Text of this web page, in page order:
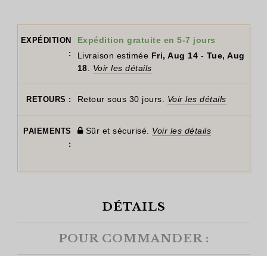
EXPÉDITION
:
Expédition gratuite en 5-7 jours
Livraison estimée Fri, Aug 14 - Tue, Aug
18
Voir les détails
RETOURS : Retour sous 30 jours. Voir les détails
PAIEMENTS
:
Sûr et sécurisé. Voir les détails
DÉTAILS
POUR COMMANDER :